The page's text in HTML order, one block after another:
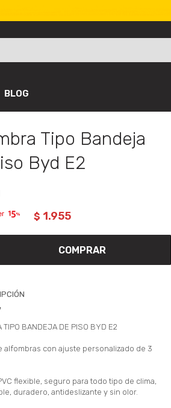
BLOG
Tipo Bandeja
Byd E2
$ 1.955
COMPRAR
TIPO BANDEJA DE PISO BYD E2
alfombras con ajuste personalizado de 3
flexible, seguro para todo tipo de clima,
duradero, antideslizante y sin olor.